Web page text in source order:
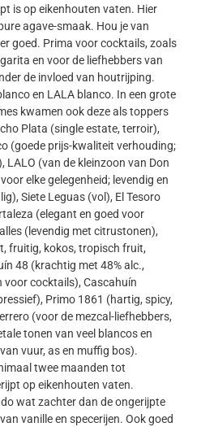
is op eikenhouten vaten. Hier
agave-smaak. Hou je van
goed. Prima voor cocktails, zoals
en voor de liefhebbers van
de invloed van houtrijping.
en LALA blanco. In een grote
kwamen ook deze als toppers
Plata (single estate, terroir),
(goede prijs-kwaliteit verhouding;
LALO (van de kleinzoon van Don
elke gelegenheid; levendig en
Siete Leguas (vol), El Tesoro
(elegant en goed voor
(levendig met citrustonen),
fruitig, kokos, tropisch fruit,
48 (krachtig met 48% alc.,
voor cocktails), Cascahuín
Primo 1861 (hartig, spicy,
(voor de mezcal-liefhebbers,
tonen van veel blancos en
vuur, as en muffig bos).
twee maanden tot
op eikenhouten vaten.
wat zachter dan de ongerijpte
vanille en specerijen. Ook goed